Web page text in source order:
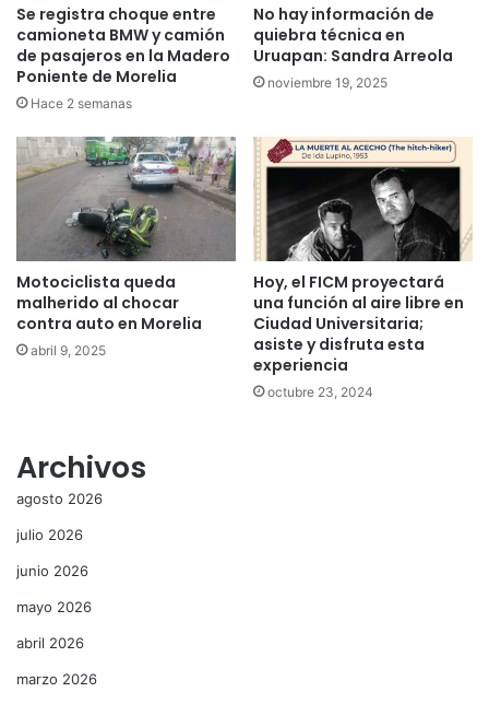
Se registra choque entre
camioneta BMW y camión
de pasajeros en la Madero
Poniente de Morelia
Hace 2 semanas
No hay información de
quiebra técnica en
Uruapan: Sandra Arreola
noviembre 19, 2025
Motociclista queda
malherido al chocar
contra auto en Morelia
abril 9, 2025
Hoy, el FICM proyectará
una función al aire libre en
Ciudad Universitaria;
asiste y disfruta esta
experiencia
octubre 23, 2024
Archivos
agosto 2026
julio 2026
junio 2026
mayo 2026
abril 2026
marzo 2026